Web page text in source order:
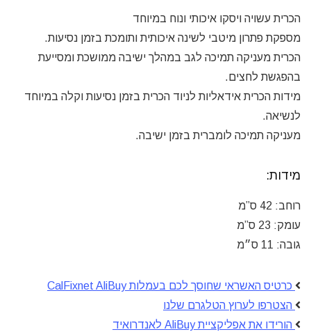
הכרית עשויה ויסקו איכותי ונוח במיוחד
מספקת פתרון מיטבי לשינה איכותית ותומכת בזמן נסיעות.
הכרית מעניקה תמיכה לגב במהלך ישיבה ממושכת ומסייעת
בהפגשת לחצים.
מידות הכרית אידאליות לניוד הכרית בזמן נסיעות וקלה במיוחד
לנשיאה.
מעניקה תמיכה לומברית בזמן ישיבה.
מידות:
רוחב: 42 ס”מ
עומק: 23 ס”מ
גובה: 11 ס״מ
כרטיס האשראי שחוסך לכם בעמלות CalFixnet AliBuy
הצטרפו לערוץ הטלגרם שלנו
הורידו את אפליקציית AliBuy לאנדרואיד